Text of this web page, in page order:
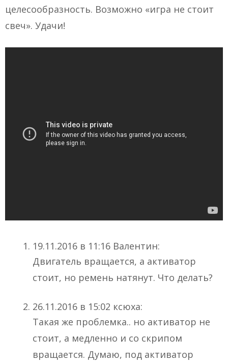
целесообразность. Возможно «игра не стоит
свеч». Удачи!
19.11.2016 в 11:16 Валентин:
Двигатель вращается, а активатор
стоит, но ремень натянут. Что делать?
26.11.2016 в 15:02 ксюха:
Такая же проблемка.. но активатор не
стоит, а медленно и со скрипом
вращается. Думаю, под активатор